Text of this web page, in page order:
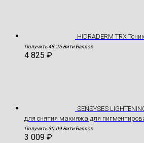
HIDRADERM TRX
Получить 48.25 Вити Баллов
4 825 ₽
SENSYSES
для снятия макияжа для
Получить 30.09 Вити Баллов
3 009 ₽